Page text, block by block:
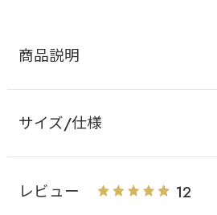
商品説明
サイズ/仕様
レビュー 12